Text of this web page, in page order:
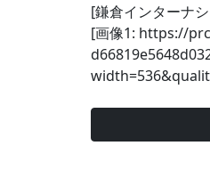
[鎌倉インターナ
[画像1: https://